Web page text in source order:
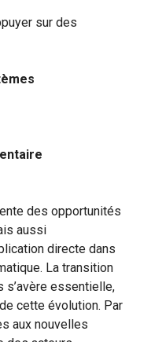
sur des
des opportunités
aussi
directe dans
La transition
essentielle,
cette évolution. Par
aux nouvelles